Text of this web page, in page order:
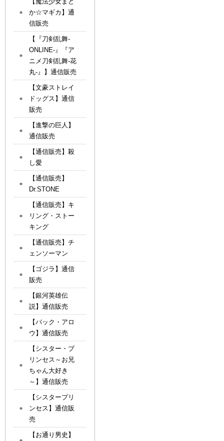
か☆マギカ】通
信販売
【『刀剣乱舞-
ONLINE-』『ア
ニメ刀剣乱舞-花
丸-』】通信販売
【文豪ストレイ
ドッグス】通信
販売
【進撃の巨人】
通信販売
【通信販売】殺
し愛
【通信販売】
Dr.STONE
【通信販売】キ
リング・ストー
キング
【通信販売】チ
ェンソーマン
【ゴジラ】通信
販売
【銀河英雄伝
説】通信販売
【バック・アロ
ウ】通信販売
【シスター・プ
リンセス～お兄
ちゃん大好き
～】通信販売
【シスタープリ
ンセス】通信販
売
【お通り男史】